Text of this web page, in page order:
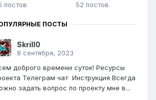
постов
52 постов
ПОСТЫ
Skrill0
8 сентября, 2023
доброго времени суток! Ресурсы
Телеграм чат Инструкция Всегда
задать вопрос по проекту мне в...